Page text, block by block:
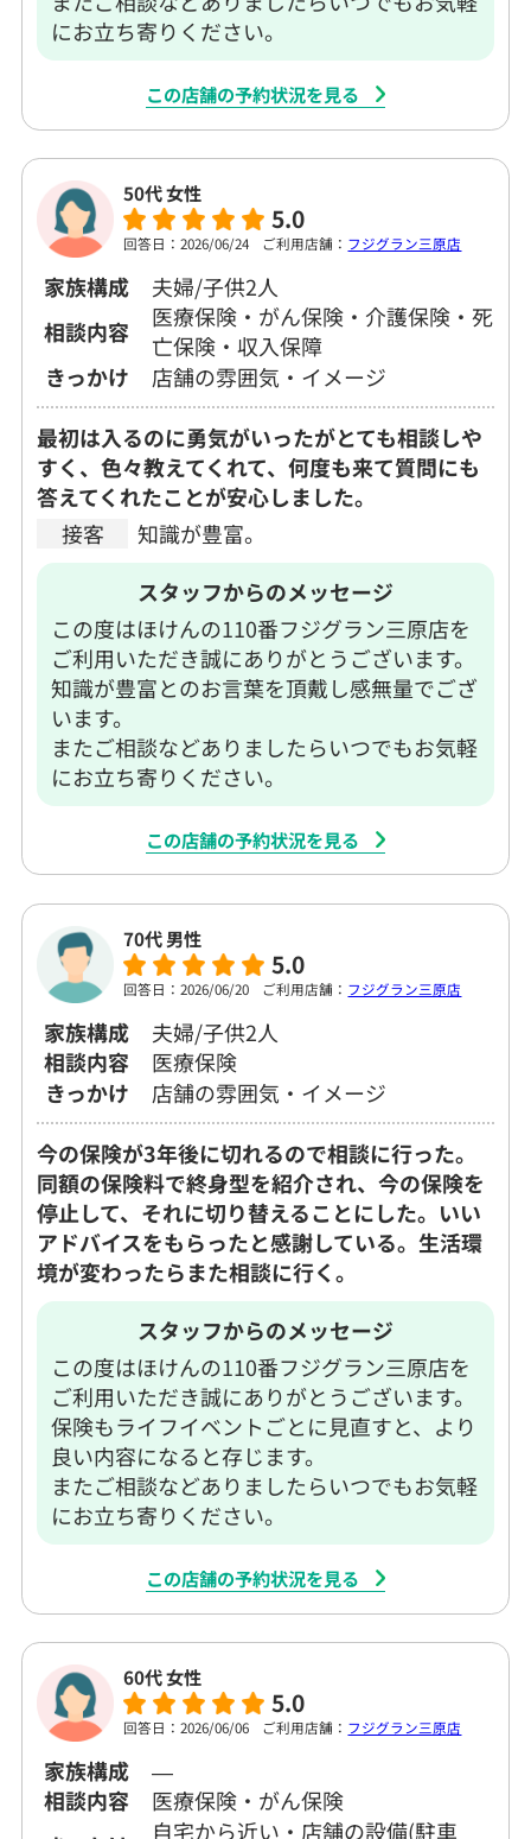
にお立ち寄りください。
この店舗の予約状況を見る
50代 女性
5.0
回答日：2026/06/24 ご利用店舗： フジグラン三原店
家族構成
夫婦/子供2人
相談内容
医療保険・がん保険・介護保険・死
亡保険・収入保障
きっかけ
店舗の雰囲気・イメージ
最初は入るのに勇気がいったがとても相談しや
すく、色々教えてくれて、何度も来て質問にも
答えてくれたことが安心しました。
接客
知識が豊富。
スタッフからのメッセージ
この度はほけんの110番フジグラン三原店を
ご利用いただき誠にありがとうございます。
知識が豊富とのお言葉を頂戴し感無量でござ
います。
またご相談などありましたらいつでもお気軽
にお立ち寄りください。
この店舗の予約状況を見る
70代 男性
5.0
回答日：2026/06/20 ご利用店舗： フジグラン三原店
家族構成
夫婦/子供2人
相談内容
医療保険
きっかけ
店舗の雰囲気・イメージ
今の保険が3年後に切れるので相談に行った。
同額の保険料で終身型を紹介され、今の保険を
停止して、それに切り替えることにした。いい
アドバイスをもらったと感謝している。生活環
境が変わったらまた相談に行く。
スタッフからのメッセージ
この度はほけんの110番フジグラン三原店を
ご利用いただき誠にありがとうございます。
保険もライフイベントごとに見直すと、より
良い内容になると存じます。
またご相談などありましたらいつでもお気軽
にお立ち寄りください。
この店舗の予約状況を見る
60代 女性
5.0
回答日：2026/06/06 ご利用店舗： フジグラン三原店
家族構成
―
相談内容
医療保険・がん保険
自宅から近い・店舗の設備(駐車